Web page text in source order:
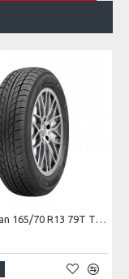
kormoran 165/70 R13 79T TL ROAD KO